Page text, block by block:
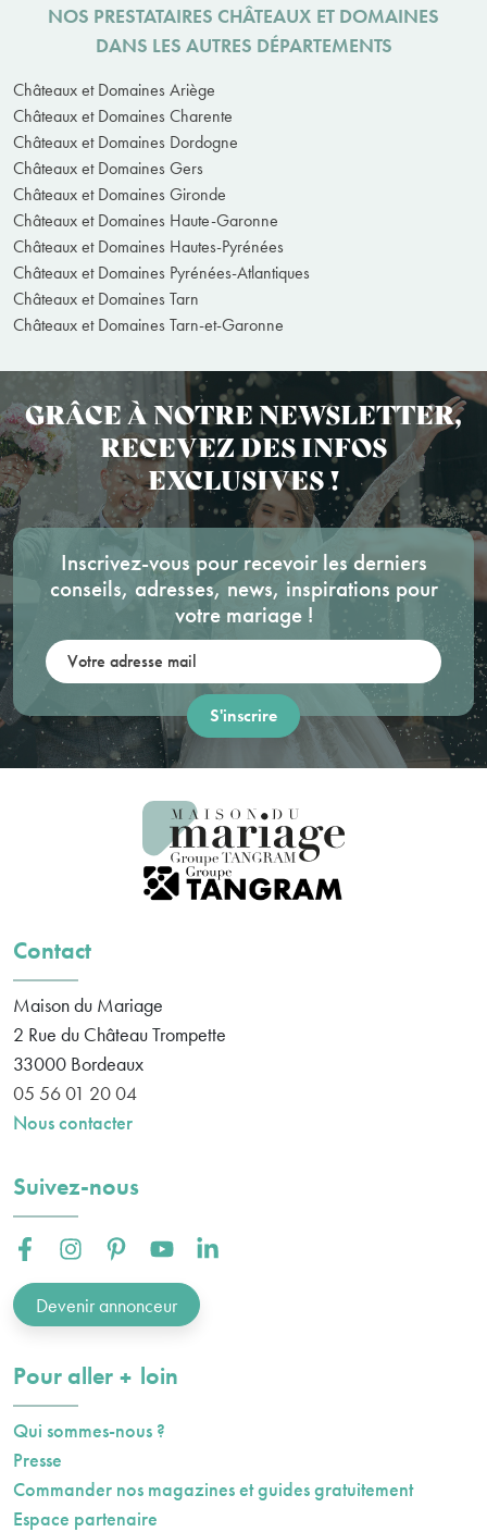
NOS PRESTATAIRES CHÂTEAUX ET DOMAINES
DANS LES AUTRES DÉPARTEMENTS
Châteaux et Domaines Ariège
Châteaux et Domaines Charente
Châteaux et Domaines Dordogne
Châteaux et Domaines Gers
Châteaux et Domaines Gironde
Châteaux et Domaines Haute-Garonne
Châteaux et Domaines Hautes-Pyrénées
Châteaux et Domaines Pyrénées-Atlantiques
Châteaux et Domaines Tarn
Châteaux et Domaines Tarn-et-Garonne
GRÂCE À NOTRE NEWSLETTER,
RECEVEZ DES INFOS
EXCLUSIVES !
Inscrivez-vous pour recevoir les derniers
conseils, adresses, news, inspirations pour
votre mariage !
Contact
Maison du Mariage
2 Rue du Château Trompette
33000 Bordeaux
05 56 01 20 04
Nous contacter
Suivez-nous
Facebook :Instagram :Pinterest :Youtube :Linkedin :
Devenir annonceur
Pour aller plusloin
Qui sommes-nous ?
Presse
Commander nos magazines et guides gratuitement
Espace partenaire